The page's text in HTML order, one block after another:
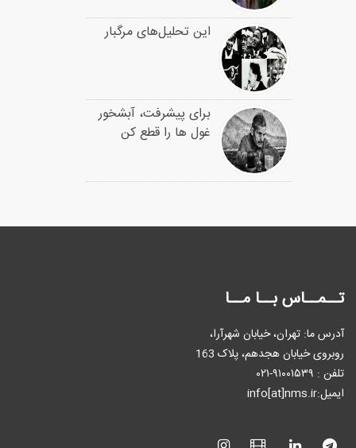
این تحلیل‌های مرگبار
برای پیشرفت، آبشخور
غول ها را قطع کن
تــمــاس بــا مــا
آدرس ما: تهران، خیابان شهرآرا،
روبروی خیابان هجدهم، پلاک 163
تلفن : ٩۱۰۰۱۵۳۹-۰۲۱
ایمیل:info[at]nms.ir